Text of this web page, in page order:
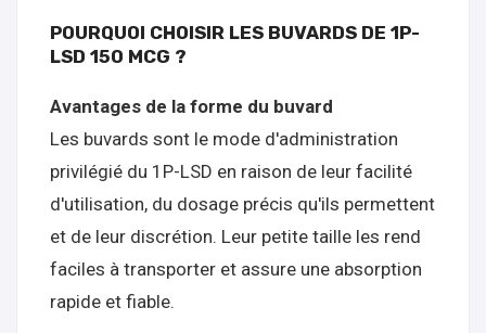
POURQUOI CHOISIR LES BUVARDS DE 1P-
LSD 150 MCG ?
Avantages de la forme du buvard
Les buvards sont le mode d'administration
privilégié du 1P-LSD en raison de leur facilité
d'utilisation, du dosage précis qu'ils permettent
et de leur discrétion. Leur petite taille les rend
faciles à transporter et assure une absorption
rapide et fiable.